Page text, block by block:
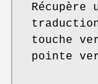
touche
pointe